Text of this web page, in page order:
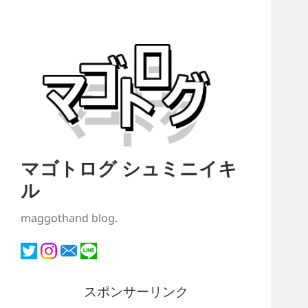
マゴトログ シュミニイキ
ル
maggothand blog.
スポンサーリンク